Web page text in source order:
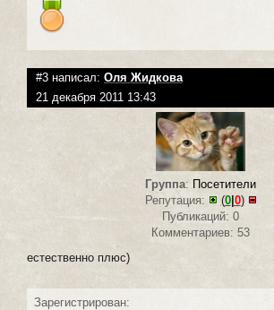
#3 написал: Оля Жидкова
21 декабря 2011 13:43
Группа: Посетители
Репутация:
(0|0)
Публикаций: 0
Комментариев: 53
естественно плюс)
Зарегистрирован: